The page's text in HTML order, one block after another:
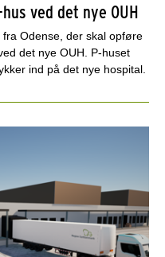
ved det nye OUH
fra Odense, der skal opføre
det nye OUH. P-huset
ind på det nye hospital.